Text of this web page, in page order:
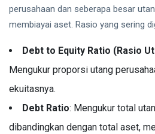
perusahaan dan seberapa besar
membiayai aset. Rasio yang sering
Debt to Equity Ratio (Rasio
Mengukur proporsi utang
ekuitasnya.
Debt Ratio: Mengukur total
dibandingkan dengan total aset,